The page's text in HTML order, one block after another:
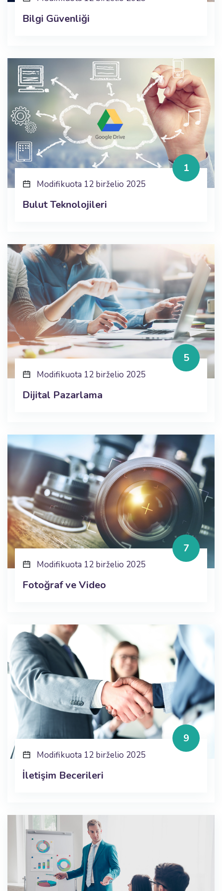
Bilgi Güvenliği
Modifikuota 12 birželio 2025
Bulut Teknolojileri
1
Modifikuota 12 birželio 2025
Dijital Pazarlama
5
Modifikuota 12 birželio 2025
Fotoğraf ve Video
7
Modifikuota 12 birželio 2025
İletişim Becerileri
9